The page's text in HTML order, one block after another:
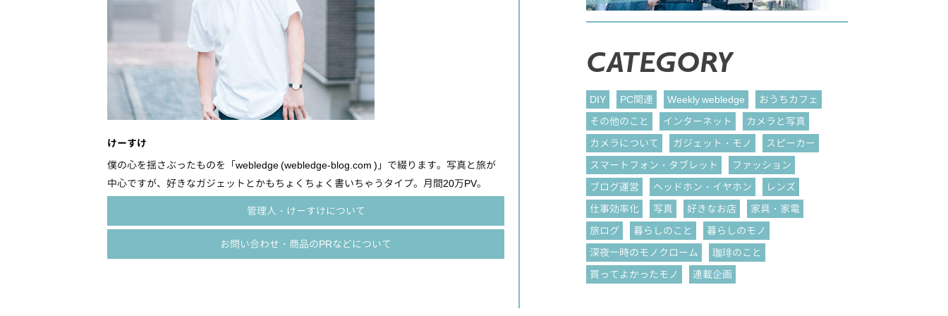
けーすけ
僕の心を揺さぶったものを「webledge (webledge-blog.com )」で綴ります。写真と旅が
中心ですが、好きなガジェットとかもちょくちょく書いちゃうタイプ。月間20万PV。
管理人・けーすけについて
お問い合わせ・商品のPRなどについて
CATEGORY
DIY PC関連 Weekly webledge
おうちカフェ
その他のこと
インターネット
カメラと写真
カメラについて
ガジェット・モノ
スピーカー
スマートフォン・タブレット
ファッション
ブログ運営
ヘッドホン・イヤホン
レンズ
仕事効率化
写真 好きなお店
家具・家電
旅ログ
暮らしのこと
暮らしのモノ
深夜一時のモノクローム
珈琲のこと
買ってよかったモノ
連載企画